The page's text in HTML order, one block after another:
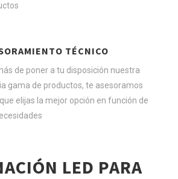
TÉCNICO
de poner a tu disposición nuestra
gama de productos, te asesoramos
elijas la mejor opción en función de
LED PARA